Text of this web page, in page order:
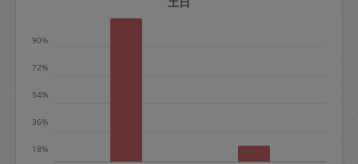
定期依頼1回（3時間）の金額とスポット
18%
36%
54%
72%
90%